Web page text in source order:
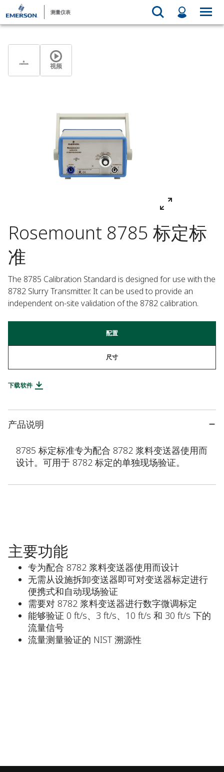
测量仪表
视频
Rosemount 8785 标定标
准
The 8785 Calibration Standard is designed for use with the
8782 Slurry Transmitter. It can be used to provide an
independent on-site validation of the 8782 calibration.
配置
尺寸
下载软件
产品说明
8785 标定标准专为配合 8782 浆料变送器使用而
设计。可用于 8782 标定的单独现场验证。
主要功能
专为配合 8782 浆料变送器使用而设计
无需从设施拆卸变送器即可对变送器标定进行
便携式和自动现场验证
需要对 8782 浆料变送器进行数字微调标定
能够验证 0 ft/s、3 ft/s、10 ft/s 和 30 ft/s 下的
流量信号
流量测量验证的 NIST 溯源性